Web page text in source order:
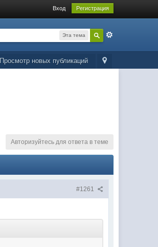
Вход Регистрация
Эта тема
Просмотр новых публикаций
Авторизуйтесь для ответа в теме
#1261